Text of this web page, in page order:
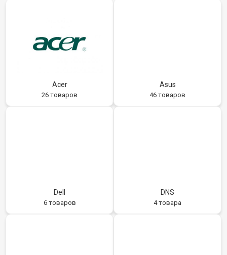
Acer
26 товаров
Asus
46 товаров
Dell
6 товаров
DNS
4 товара